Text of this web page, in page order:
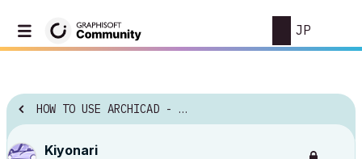
JP
HOW TO USE ARCHICAD - NEW
Kiyonari